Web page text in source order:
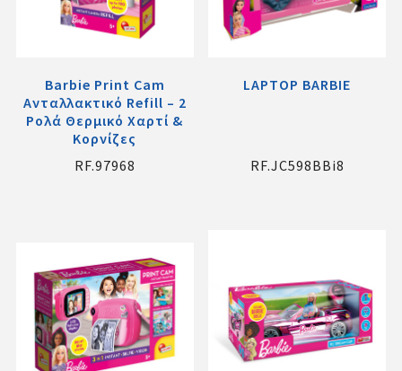
Barbie Print Cam
Ανταλλακτικό Refill – 2
Ρολά Θερμικό Χαρτί &
Κορνίζες
RF.97968
LAPTOP BARBIE
RF.JC598BBi8